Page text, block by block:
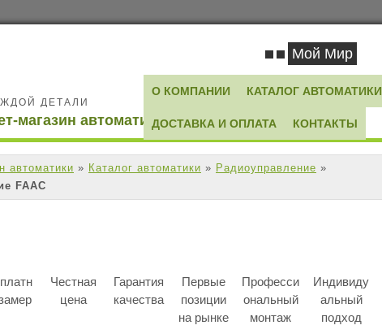
магазин автоматики
ДЕТАЛИ
Мой Мир
О КОМПАНИИ КАТАЛОГ АВТОМАТИКИ
ДОСТАВКА И ОПЛАТА КОНТАКТЫ
автоматики » Каталог автоматики » Радиоуправление »
FAAC
Честная
цена
Гарантия
качества
Первые
позиции
на рынке
Професси
ональный
монтаж
Индивиду
альный
подход